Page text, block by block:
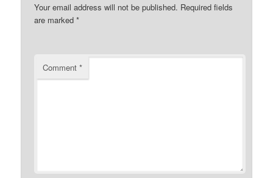
Your email address will not be published. Required fields
are marked*
Comment*